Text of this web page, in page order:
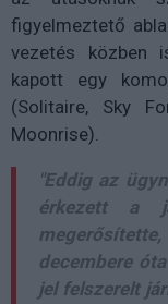
figyelmeztető
vezetés közben
kapott egy
(Solitaire, Sky
Moonrise).
"Eddig az
érkezett a
decembere
jel felszerelt